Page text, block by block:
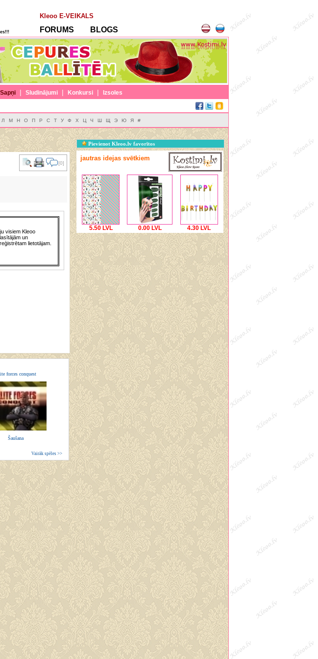
Kleoo E-VEIKALS
FORUMS BLOGS
Sapņi | Sludinājumi | Konkursi |
Izsoles
Л М Н О П Р С Т У Ф Х Ц Ч Ш Щ Э Ю Я #
[0]
visiem Kleoo
un
lietotājam.
forces conquest
Šaušana
Vairāk spēles >>
Pievienot Kleoo.lv favorītos
jautras idejas svētkiem
5.50 LVL 0.00 LVL 4.30 LVL